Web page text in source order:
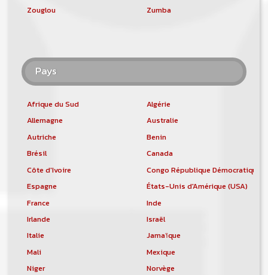
Zouglou
Zumba
Pays
Afrique du Sud
Algérie
Allemagne
Australie
Autriche
Benin
Brésil
Canada
Côte d'Ivoire
Congo République Démocratique
Espagne
États-Unis d'Amérique (USA)
France
Inde
Irlande
Israël
Italie
Jamaïque
Mali
Mexique
Niger
Norvège